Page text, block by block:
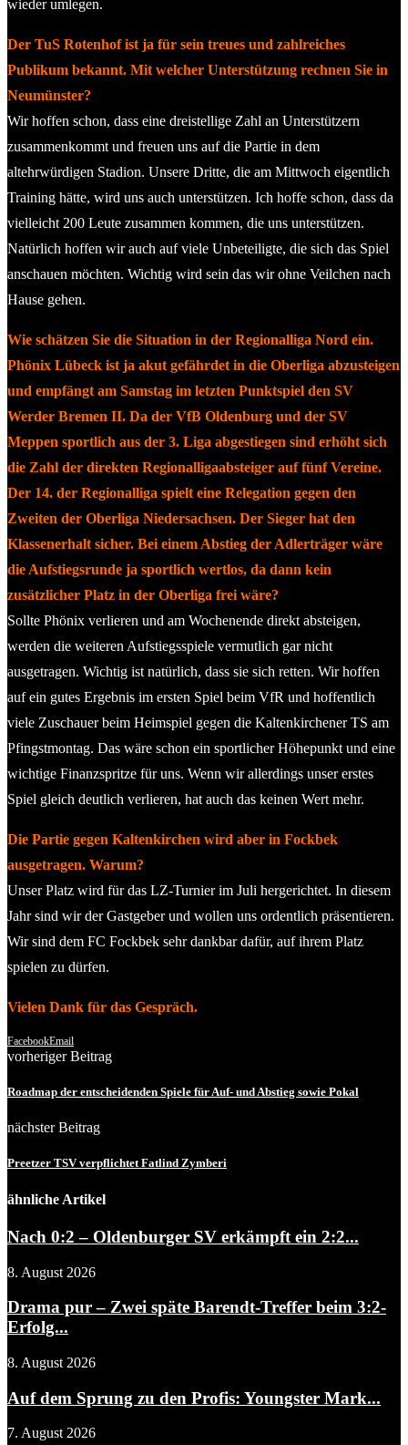
wieder umlegen.
Der TuS Rotenhof ist ja für sein treues und zahlreiches
Publikum bekannt. Mit welcher Unterstützung rechnen Sie in
Neumünster?
Wir hoffen schon, dass eine dreistellige Zahl an Unterstützern
zusammenkommt und freuen uns auf die Partie in dem
altehrwürdigen Stadion. Unsere Dritte, die am Mittwoch eigentlich
Training hätte, wird uns auch unterstützen. Ich hoffe schon, dass da
vielleicht 200 Leute zusammen kommen, die uns unterstützen.
Natürlich hoffen wir auch auf viele Unbeteiligte, die sich das Spiel
anschauen möchten. Wichtig wird sein das wir ohne Veilchen nach
Hause gehen.
Wie schätzen Sie die Situation in der Regionalliga Nord ein.
Phönix Lübeck ist ja akut gefährdet in die Oberliga abzusteigen
und empfängt am Samstag im letzten Punktspiel den SV
Werder Bremen II. Da der VfB Oldenburg und der SV
Meppen sportlich aus der 3. Liga abgestiegen sind erhöht sich
die Zahl der direkten Regionalligaabsteiger auf fünf Vereine.
Der 14. der Regionalliga spielt eine Relegation gegen den
Zweiten der Oberliga Niedersachsen. Der Sieger hat den
Klassenerhalt sicher. Bei einem Abstieg der Adlerträger wäre
die Aufstiegsrunde ja sportlich wertlos, da dann kein
zusätzlicher Platz in der Oberliga frei wäre?
Sollte Phönix verlieren und am Wochenende direkt absteigen,
werden die weiteren Aufstiegsspiele vermutlich gar nicht
ausgetragen. Wichtig ist natürlich, dass sie sich retten. Wir hoffen
auf ein gutes Ergebnis im ersten Spiel beim VfR und hoffentlich
viele Zuschauer beim Heimspiel gegen die Kaltenkirchener TS am
Pfingstmontag. Das wäre schon ein sportlicher Höhepunkt und eine
wichtige Finanzspritze für uns. Wenn wir allerdings unser erstes
Spiel gleich deutlich verlieren, hat auch das keinen Wert mehr.
Die Partie gegen Kaltenkirchen wird aber in Fockbek
ausgetragen. Warum?
Unser Platz wird für das LZ-Turnier im Juli hergerichtet. In diesem
Jahr sind wir der Gastgeber und wollen uns ordentlich präsentieren.
Wir sind dem FC Fockbek sehr dankbar dafür, auf ihrem Platz
spielen zu dürfen.
Vielen Dank für das Gespräch.
FacebookEmail
vorheriger Beitrag
Roadmap der entscheidenden Spiele für Auf- und Abstieg sowie Pokal
nächster Beitrag
Preetzer TSV verpflichtet Fatlind Zymberi
ähnliche Artikel
Nach 0:2 – Oldenburger SV erkämpft ein 2:2...
8. August 2026
Drama pur – Zwei späte Barendt-Treffer beim 3:2-
Erfolg...
8. August 2026
Auf dem Sprung zu den Profis: Youngster Mark...
7. August 2026